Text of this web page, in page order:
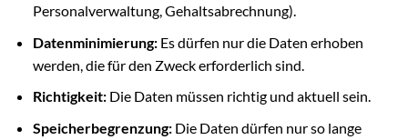
Personalverwaltung, Gehaltsabrechnung).
Datenminimierung:Es dürfen nur die Daten erhoben
werden, die für den Zweck erforderlich sind.
Richtigkeit:Die Daten müssen richtig und aktuell sein.
Speicherbegrenzung:Die Daten dürfen nur so lange